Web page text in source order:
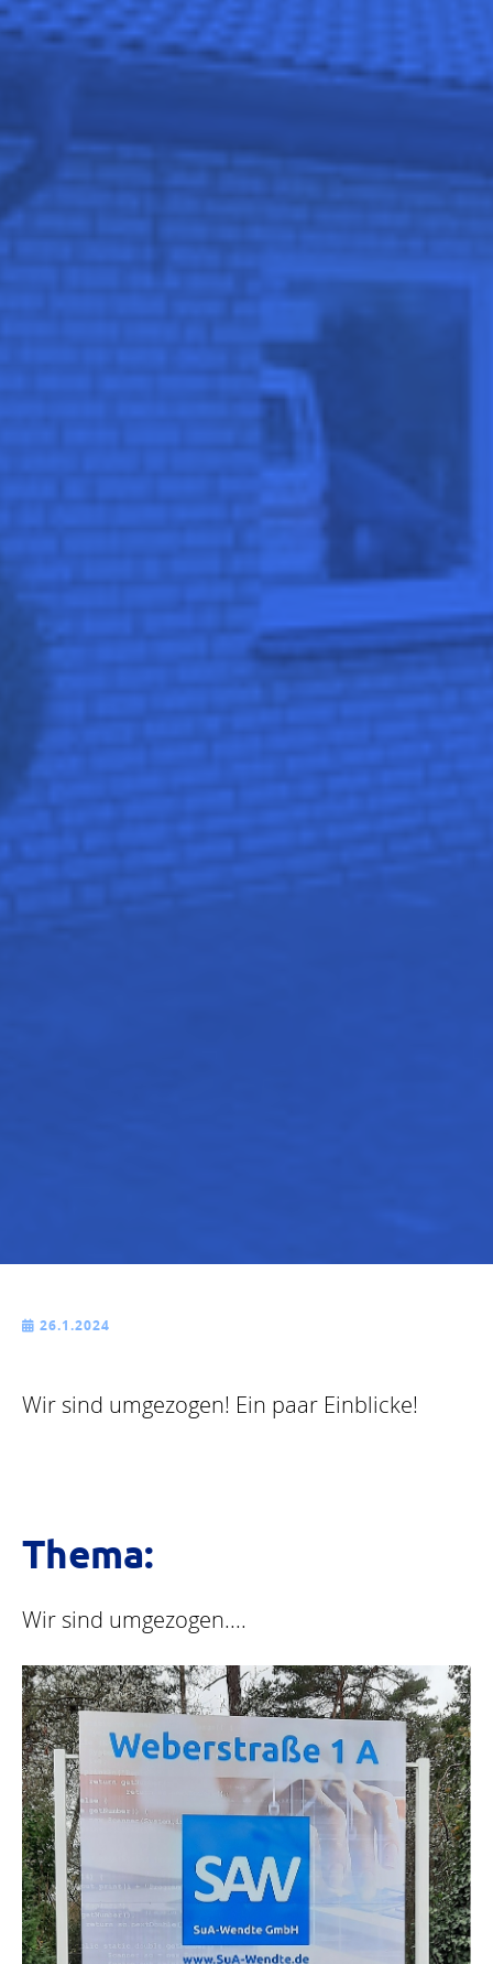
 26.1.2024
Wir sind umgezogen! Ein paar Einblicke!
Thema:
Wir sind umgezogen....